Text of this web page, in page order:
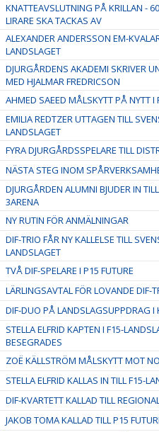
KNATTEAVSLUTNING PÅ KRILLAN -
LIRARE SKA TACKAS AV
ALEXANDER ANDERSSON EM-
LANDSLAGET
DJURGÅRDENS AKADEMI SKRIVER
MED HJALMAR FREDRICSON
AHMED SAEED MÅLSKYTT PÅ NYTT I
EMILIA REDTZER UTTAGEN TILL
LANDSLAGET
FYRA DJURGÅRDSSPELARE TILL
NÄSTA STEG INOM
DJURGÅRDEN ALUMNI BJUDER IN
3ARENA
NY RUTIN FÖR ANMÄLNINGAR
DIF-TRIO FÅR NY KALLELSE TILL
LANDSLAGET
TVÅ DIF-SPELARE I P15 FUTURE
LÄRLINGSAVTAL FÖR LOVANDE DIF-
DIF-DUO PÅ LANDSLAGSUPPDRAG I
STELLA ELFRID KAPTEN I F15-
BESEGRADES
ZOË KÄLLSTRÖM MÅLSKYTT MOT
STELLA ELFRID KALLAS IN TILL F15-
DIF-KVARTETT KALLAD TILL
JAKOB TOMA KALLAD TILL P15